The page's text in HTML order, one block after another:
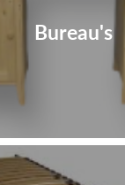
Bureau's